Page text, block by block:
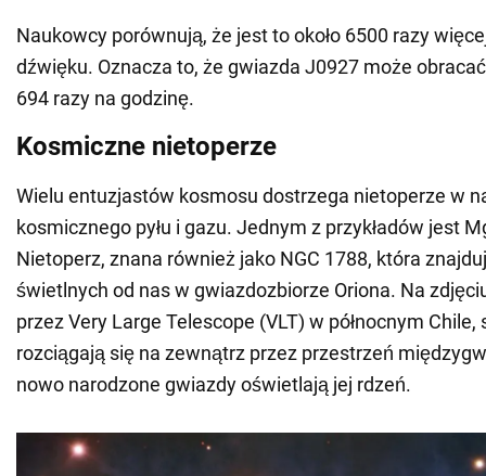
Naukowcy porównują, że jest to około 6500 razy
dźwięku. Oznacza to, że gwiazda J0927 może
694 razy na godzinę.
Kosmiczne nietoperze
Wielu entuzjastów kosmosu dostrzega nietoperze w
kosmicznego pyłu i gazu. Jednym z przykładów jest
Nietoperz, znana również jako NGC 1788, która
świetlnych od nas w gwiazdozbiorze Oriona. Na
przez Very Large Telescope (VLT) w północnym Chile,
rozciągają się na zewnątrz przez przestrzeń
nowo narodzone gwiazdy oświetlają jej rdzeń.